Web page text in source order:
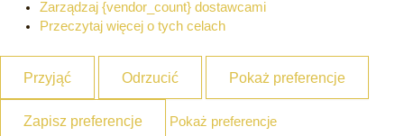
Zarządzaj {vendor_count} dostawcami
Przeczytaj więcej o tych celach
Przyjąć Odrzucić Pokaż preferencje
Zapisz preferencje Pokaż preferencje